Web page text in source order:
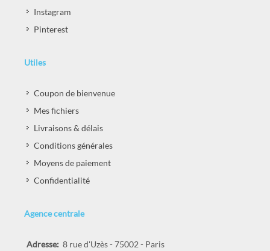
Instagram
Pinterest
Utiles
Coupon de bienvenue
Mes fichiers
Livraisons & délais
Conditions générales
Moyens de paiement
Confidentialité
Agence centrale
Adresse: 8 rue d'Uzès - 75002 - Paris